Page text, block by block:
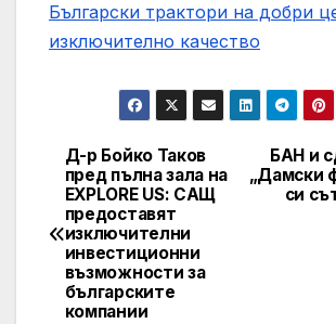
Български трактори на добри
изключително качество
Post
navigation
БАН и
„Дамски
си
Д-р Бойко Таков
пред пълна зала на
EXPLORE US: САЩ
предоставят
изключителни
инвестиционни
възможности за
българските
компании